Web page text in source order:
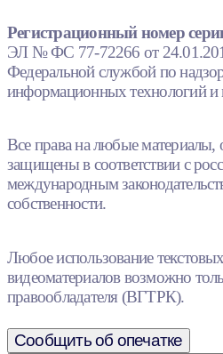
Регистрационный номер
ЭЛ № ФС 77-72266 от
Федеральной службой по
информационных технологий
Все права на любые материалы,
защищены в соответствии с
международным
собственности.
Любое использование
видеоматериалов возможно
правообладателя (ВГТРК).
Сообщить об опечатке